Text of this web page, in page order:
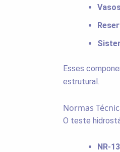
Esses
estrutural.
Normas
O teste
NR-13